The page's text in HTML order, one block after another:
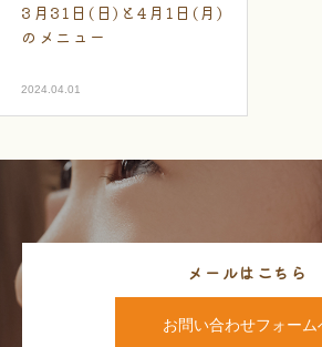
3月31日(日)と4月1日(月)
のメニュー
2024.04.01
メールはこちら
お問い合わせフォーム